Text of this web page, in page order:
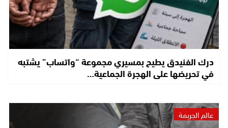
درك الفنيدق يطيح بمسيري مجموعة “واتساب” يشتبه
في تحريضها على الهجرة الجماعية…
عالم الجريمة